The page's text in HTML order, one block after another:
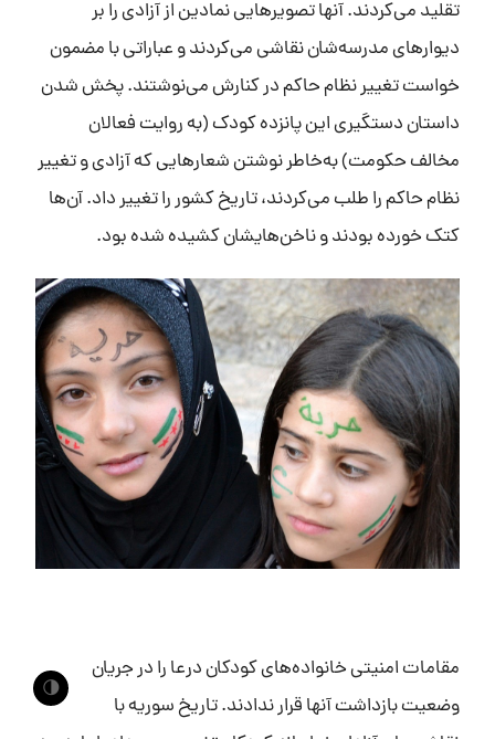
تقلید می‌کردند. آنها تصویر‌هایی نمادین از آزادی را بر
دیوار‌های مدرسه‌شان نقاشی می‌کردند و عباراتی با مضمون
خواست تغییر نظام حاکم در کنارش می‌نوشتند. پخش شدن
داستان دستگیری این پانزده کودک (به روایت فعالان
مخالف حکومت) به‌خاطر نوشتن شعارهایی که آزادی و تغییر
نظام حاکم را طلب می‌کردند، تاریخ کشور را تغییر داد. آن‌ها
کتک خورده بودند و ناخن‌هایشان کشیده شده بود.
مقامات امنیتی خانواده‌های کودکان درعا را در جریان
وضعیت بازداشت آنها قرار ندادند. تاریخ سوریه با
🌗